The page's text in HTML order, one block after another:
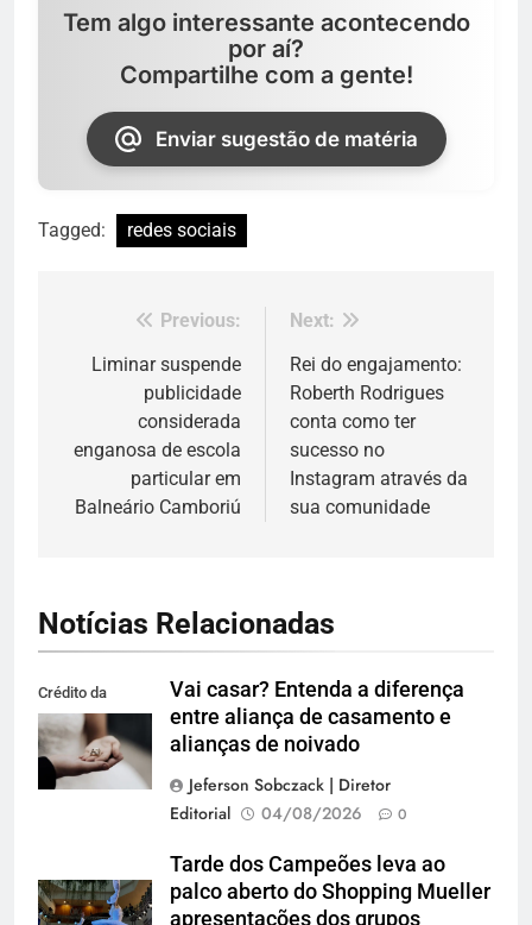
Tem algo interessante acontecendo
por aí?
Compartilhe com a gente!
Enviar sugestão de matéria
Tagged: redes sociais
Navegação
Previous:
Liminar suspende
publicidade
considerada
enganosa de escola
particular em
Balneário Camboriú
Next:
Rei do engajamento:
Roberth Rodrigues
conta como ter
sucesso no
Instagram através da
sua comunidade
Notícias Relacionadas
Crédito da
imagem: Pexels
Vai casar? Entenda a diferença
entre aliança de casamento e
alianças de noivado
Jeferson Sobczack | Diretor
Editorial
04/08/2026 0
Tarde dos Campeões leva ao
palco aberto do Shopping Mueller
apresentações dos grupos